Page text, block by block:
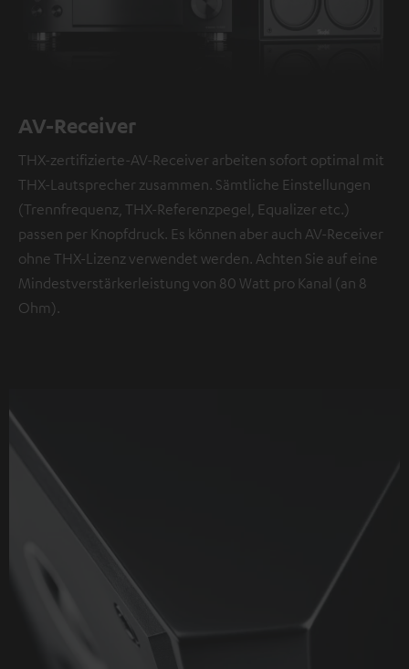
AV-Receiver
THX-zertifizierte-AV-Receiver arbeiten sofort optimal mit
THX-Lautsprecher zusammen. Sämtliche Einstellungen
(Trennfrequenz, THX-Referenzpegel, Equalizer etc.)
passen per Knopfdruck. Es können aber auch AV-Receiver
ohne THX-Lizenz verwendet werden. Achten Sie auf eine
Mindestverstärkerleistung von 80 Watt pro Kanal (an 8
Ohm).